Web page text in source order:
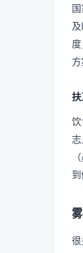
方
扶
饮
很